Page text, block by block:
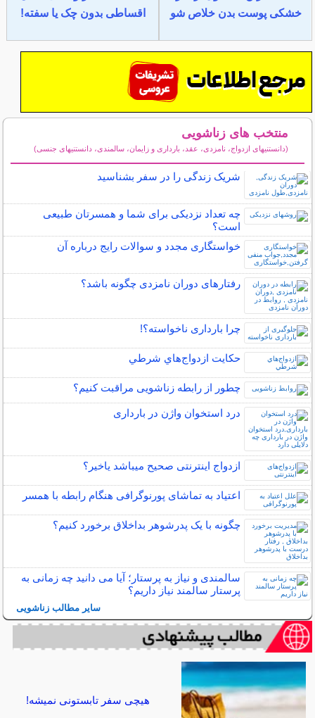
خشکی پوست بدن خلاص شو
اقساطی بدون چک یا سفته!
منتخب های زناشویی
(دانستنیهای ازدواج، نامزدی، عقد، بارداری و زایمان، سالمندی، دانستنیهای جنسی)
شریک زندگی را در سفر بشناسید
چه تعداد نزدیکی برای شما و همسرتان طبیعی
است؟
خواستگاری مجدد و سوالات رایج درباره آن
رفتارهای دوران نامزدی چگونه باشد؟
چرا بارداری ناخواسته؟!
حكايت ازدواج‌هاي شرطي
چطور از رابطه زناشویی مراقبت کنیم؟
درد استخوان واژن در بارداری
ازدواج اینترنتی صحیح میباشد یاخیر؟
اعتیاد به تماشای پورنوگرافی هنگام رابطه با همسر
چگونه با یک پدرشوهر بداخلاق برخورد کنیم؟
سالمندی و نیاز به پرستار؛ آیا می دانید چه زمانی به
پرستار سالمند نیاز داریم؟
سایر مطالب زناشویی
هیچی سفر تابستونی نمیشه!